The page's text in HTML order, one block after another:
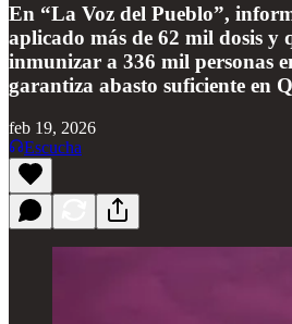
En “La Voz del Pueblo”,
aplicado más de 62 mil dosis y
inmunizar a 336 mil personas
garantiza abasto suficiente en
feb 19, 2026
Escucha